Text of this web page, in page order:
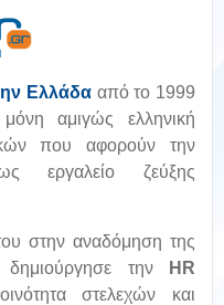
Ελλάδααπό το 1999
αμιγώς ελληνική
που αφορούν την
εργαλείο ζεύξης
στην αναδόμηση της
δημιούργησε την
HR
στελεχών και